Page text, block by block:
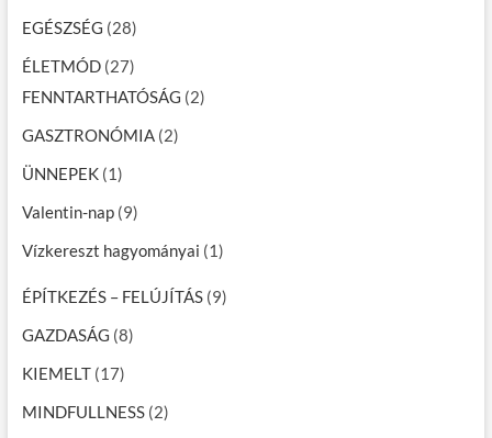
EGÉSZSÉG (28)
ÉLETMÓD(27)
FENNTARTHATÓSÁG (2)
GASZTRONÓMIA(2)
ÜNNEPEK(1)
Valentin-nap(9)
Vízkereszt hagyományai (1)
ÉPÍTKEZÉS – FELÚJÍTÁS(9)
GAZDASÁG (8)
KIEMELT(17)
MINDFULLNESS(2)